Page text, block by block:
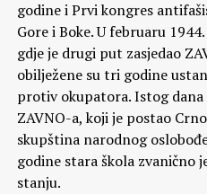
godine i Prvi kongres
Gore i Boke. U februaru
gdje je drugi put zasjedao
obilježene su tri godine
protiv okupatora. Istog dana
ZAVNO-a, koji je postao
skupština narodnog
godine stara škola zvanično
stanju.